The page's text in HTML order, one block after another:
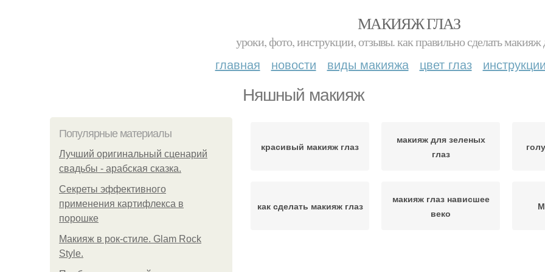
МАКИЯЖ ГЛАЗ
уроки, фото, инструкции, отзывы. как правильно сделать макияж
главная новости виды макияжа цвет глаз
Няшный макияж
Популярные материалы
Лучший оригинальный сценарий
свадьбы - арабская сказка.
Секреты эффективного
применения картифлекса в
порошке
Макияж в рок-стиле. Glam Rock
Style.
красивый макияж глаз
макияж для зеленых
глаз
как сделать макияж глаз
макияж глаз нависшее
веко